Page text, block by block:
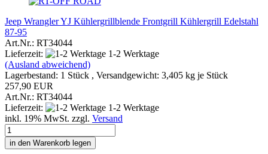
Jeep Wrangler YJ Kühlergrillblende Frontgrill Kühlergrill Edelstahl
87-95
Art.Nr.: RT34044
Lieferzeit:
1-2 Werktage
(Ausland abweichend)
Lagerbestand: 1 Stück , Versandgewicht: 3,405 kg je Stück
257,90 EUR
Art.Nr.: RT34044
Lieferzeit:
1-2 Werktage
inkl. 19% MwSt. zzgl. Versand
in den Warenkorb legen